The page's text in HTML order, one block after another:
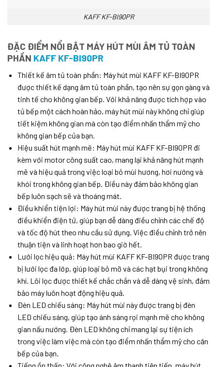
KAFF KF-BI90PR
ĐẶC ĐIỂM NỔI BẬT MÁY HÚT MÙI ÂM TỦ TOÀN
PHẦN KAFF KF-BI90PR
Thiết kế âm tủ toàn phần: Máy hút mùi KAFF KF-BI90PR
được thiết kế dạng âm tủ toàn phần, tạo nên sự gọn gàng và
tinh tế cho không gian bếp. Với khả năng được tích hợp vào
tủ bếp một cách hoàn hảo, máy hút mùi này không chỉ giúp
tiết kiệm không gian mà còn tạo điểm nhấn thẩm mỹ cho
không gian bếp của bạn.
Hiệu suất hút mạnh mẽ: Máy hút mùi KAFF KF-BI90PR đi
kèm với motor công suất cao, mang lại khả năng hút mạnh
mẽ và hiệu quả trong việc loại bỏ mùi hương, hơi nướng và
khói trong không gian bếp. Điều này đảm bảo không gian
bếp luôn sạch sẽ và thoáng mát.
Điều khiển tiện lợi: Máy hút mùi này được trang bị hệ thống
điều khiển điện tử, giúp bạn dễ dàng điều chỉnh các chế độ
và tốc độ hút theo nhu cầu sử dụng. Việc điều chỉnh trở nên
thuận tiện và linh hoạt hơn bao giờ hết.
Lưới lọc hiệu quả: Máy hút mùi KAFF KF-BI90PR được trang
bị lưới lọc đa lớp, giúp loại bỏ mỡ và các hạt bụi trong không
khí. Lõi lọc được thiết kế chắc chắn và dễ dàng vệ sinh, đảm
bảo máy luôn hoạt động hiệu quả.
Đèn LED chiếu sáng: Máy hút mùi này được trang bị đèn
LED chiếu sáng, giúp tạo ánh sáng rọi mạnh mẽ cho không
gian nấu nướng. Đèn LED không chỉ mang lại sự tiện ích
trong việc làm việc mà còn tạo điểm nhấn thẩm mỹ cho căn
bếp của bạn.